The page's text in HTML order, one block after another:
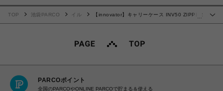
…
TOP 池袋PARCO イル
【innovator】キャリーケース INV50 ZIPPER
PARCOポイント
全国のPARCOやONLINE PARCOで貯まる＆使える